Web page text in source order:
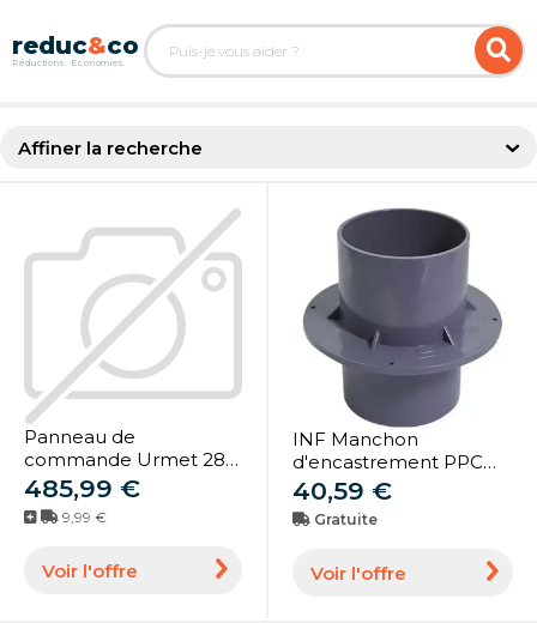
Affiner la recherche
Panneau de
commande Urmet 28
boutons-poussoirs sur 2
rangées avec boîte
d'encastrement
485,99 €
9,99 €
Voir l'offre
INF Manchon
d'encastrement PPC
110mm (4 pouces) -
Étanchéité et anti-fuite
pour piscines
40,59 €
Gratuite
Voir l'offre